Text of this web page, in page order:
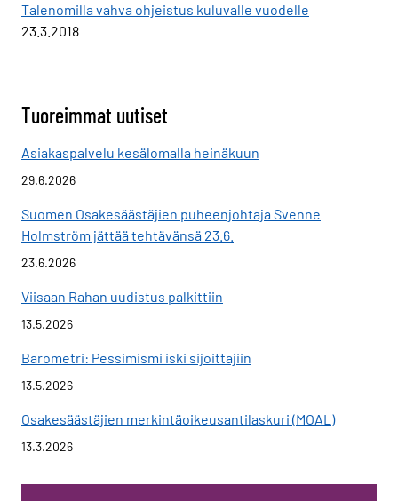
Talenomilla vahva ohjeistus kuluvalle vuodelle
23.3.2018
Tuoreimmat uutiset
Asiakaspalvelu kesälomalla heinäkuun
29.6.2026
Suomen Osakesäästäjien puheenjohtaja Svenne
Holmström jättää tehtävänsä 23.6.
23.6.2026
Viisaan Rahan uudistus palkittiin
13.5.2026
Barometri: Pessimismi iski sijoittajiin
13.5.2026
Osakesäästäjien merkintäoikeusantilaskuri (MOAL)
13.3.2026